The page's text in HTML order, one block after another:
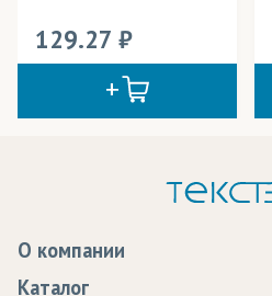
129.27
О компании
Каталог